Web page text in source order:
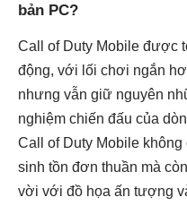
bản PC?
Call of Duty Mobile được
động, với lối chơi ngắn
nhưng vẫn giữ nguyên
nghiệm chiến đấu của
Call of Duty Mobile
sinh tồn đơn thuần mà
vời với đồ họa ấn tượng